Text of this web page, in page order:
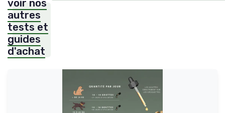
voir nos
autres
tests et
guides
d'achat